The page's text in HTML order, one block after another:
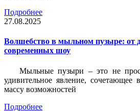
Подробнее
27.08.2025
Волшебство в мыльном пузыре: от
современных шоу
Мыльные пузыри – это не
удивительное явление, сочетающее
массу возможностей
Подробнее